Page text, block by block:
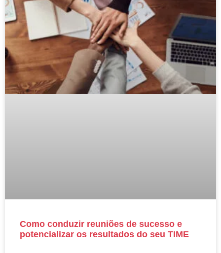
Como conduzir reuniões de sucesso e
potencializar os resultados do seu TIME